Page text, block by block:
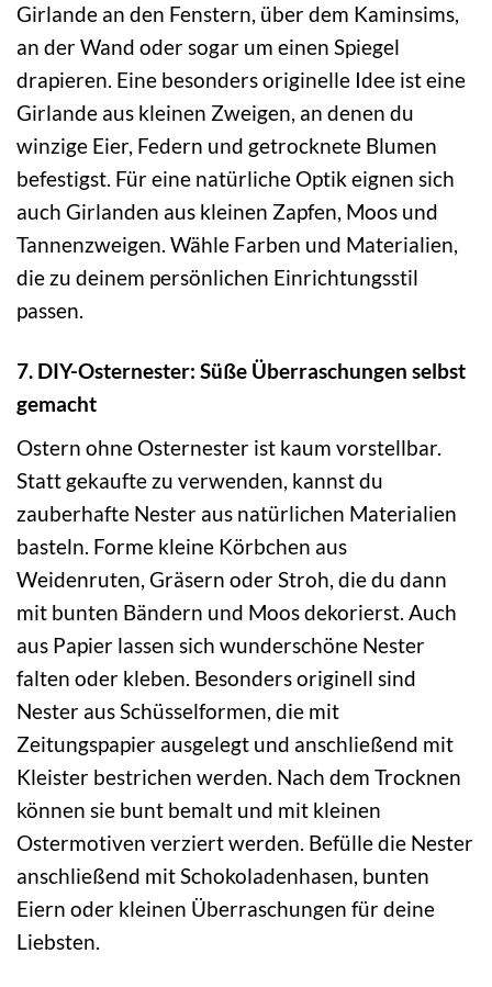
Girlande an den Fenstern, über dem Kaminsims,
an der Wand oder sogar um einen Spiegel
drapieren. Eine besonders originelle Idee ist eine
Girlande aus kleinen Zweigen, an denen du
winzige Eier, Federn und getrocknete Blumen
befestigst. Für eine natürliche Optik eignen sich
auch Girlanden aus kleinen Zapfen, Moos und
Tannenzweigen. Wähle Farben und Materialien,
die zu deinem persönlichen Einrichtungsstil
passen.
7. DIY-Osternester: Süße Überraschungen selbst
gemacht
Ostern ohne Osternester ist kaum vorstellbar.
Statt gekaufte zu verwenden, kannst du
zauberhafte Nester aus natürlichen Materialien
basteln. Forme kleine Körbchen aus
Weidenruten, Gräsern oder Stroh, die du dann
mit bunten Bändern und Moos dekorierst. Auch
aus Papier lassen sich wunderschöne Nester
falten oder kleben. Besonders originell sind
Nester aus Schüsselformen, die mit
Zeitungspapier ausgelegt und anschließend mit
Kleister bestrichen werden. Nach dem Trocknen
können sie bunt bemalt und mit kleinen
Ostermotiven verziert werden. Befülle die Nester
anschließend mit Schokoladenhasen, bunten
Eiern oder kleinen Überraschungen für deine
Liebsten.